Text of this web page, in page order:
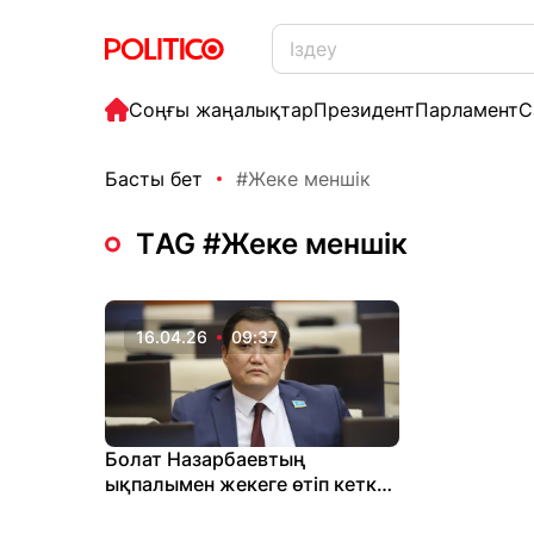
Соңғы жаңалықтарПрезидентПарламент
Басты бет #Жеке меншік
ТAG #Жеке меншік
16.04.26 09:37
Болат Назарбаевтың
ықпалымен жекеге өтіп кеткен